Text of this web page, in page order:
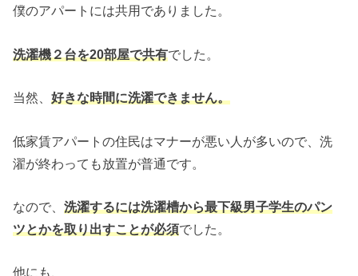
僕のアパートには共用でありました。
洗濯機２台を20部屋で共有でした。
当然、好きな時間に洗濯できません。
低家賃アパートの住民はマナーが悪い人が多いので、洗
濯が終わっても放置が普通です。
なので、洗濯するには洗濯槽から最下級男子学生のパン
ツとかを取り出すことが必須でした。
他にも、